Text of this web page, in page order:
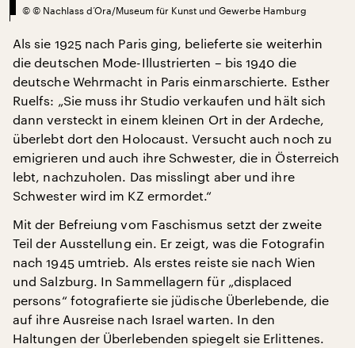
© © Nachlass d’Ora/Museum für Kunst und Gewerbe Hamburg
Als sie 1925 nach Paris ging, belieferte sie weiterhin
die deutschen Mode-Illustrierten – bis 1940 die
deutsche Wehrmacht in Paris einmarschierte. Esther
Ruelfs: „Sie muss ihr Studio verkaufen und hält sich
dann versteckt in einem kleinen Ort in der Ardeche,
überlebt dort den Holocaust. Versucht auch noch zu
emigrieren und auch ihre Schwester, die in Österreich
lebt, nachzuholen. Das misslingt aber und ihre
Schwester wird im KZ ermordet.“
Mit der Befreiung vom Faschismus setzt der zweite
Teil der Ausstellung ein. Er zeigt, was die Fotografin
nach 1945 umtrieb. Als erstes reiste sie nach Wien
und Salzburg. In Sammellagern für „displaced
persons“ fotografierte sie jüdische Überlebende, die
auf ihre Ausreise nach Israel warten. In den
Haltungen der Überlebenden spiegelt sie Erlittenes.